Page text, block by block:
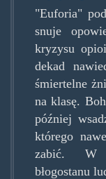
"Euforia"
snuje
kryzysu
dekad
śmiertelne
na klasę.
później
którego
zabić. W
błogostanu